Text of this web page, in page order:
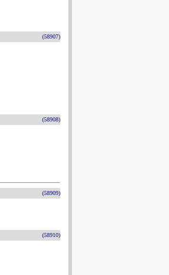
(58907)
(58908)
(58909)
(58910)